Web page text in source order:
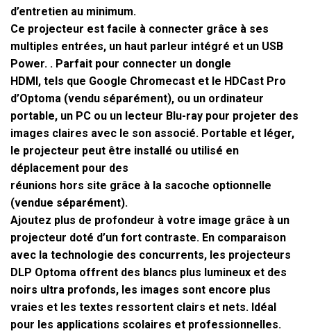
d’entretien au minimum.
Ce projecteur est facile à connecter grâce à ses
multiples entrées, un haut parleur intégré et un USB
Power. . Parfait pour connecter un dongle
HDMI, tels que Google Chromecast et le HDCast Pro
d’Optoma (vendu séparément), ou un ordinateur
portable, un PC ou un lecteur Blu-ray pour projeter des
images claires avec le son associé. Portable et léger,
le projecteur peut être installé ou utilisé en
déplacement pour des
réunions hors site grâce à la sacoche optionnelle
(vendue séparément).
Ajoutez plus de profondeur à votre image grâce à un
projecteur doté d’un fort contraste. En comparaison
avec la technologie des concurrents, les projecteurs
DLP Optoma offrent des blancs plus lumineux et des
noirs ultra profonds, les images sont encore plus
vraies et les textes ressortent clairs et nets. Idéal
pour les applications scolaires et professionnelles.